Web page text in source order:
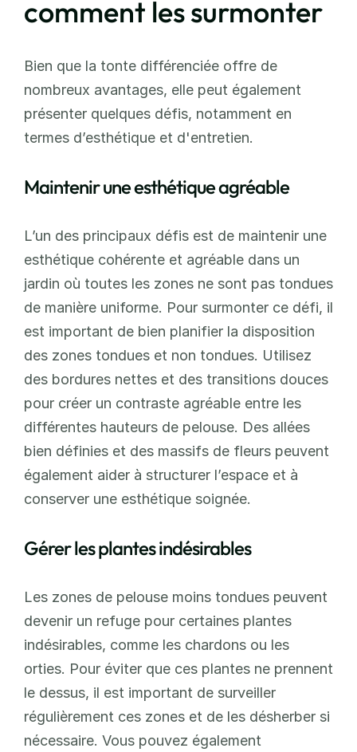
comment les surmonter
Bien que la tonte différenciée offre de
nombreux avantages, elle peut également
présenter quelques défis, notamment en
termes d’esthétique et d'entretien.
Maintenir une esthétique agréable
L’un des principaux défis est de maintenir une
esthétique cohérente et agréable dans un
jardin où toutes les zones ne sont pas tondues
de manière uniforme. Pour surmonter ce défi, il
est important de bien planifier la disposition
des zones tondues et non tondues. Utilisez
des bordures nettes et des transitions douces
pour créer un contraste agréable entre les
différentes hauteurs de pelouse. Des allées
bien définies et des massifs de fleurs peuvent
également aider à structurer l’espace et à
conserver une esthétique soignée.
Gérer les plantes indésirables
Les zones de pelouse moins tondues peuvent
devenir un refuge pour certaines plantes
indésirables, comme les chardons ou les
orties. Pour éviter que ces plantes ne prennent
le dessus, il est important de surveiller
régulièrement ces zones et de les désherber si
nécessaire. Vous pouvez également